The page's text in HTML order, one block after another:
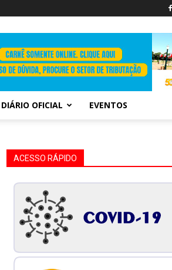
DIÁRIO OFICIAL EVENTOS
ACESSO RÁPIDO